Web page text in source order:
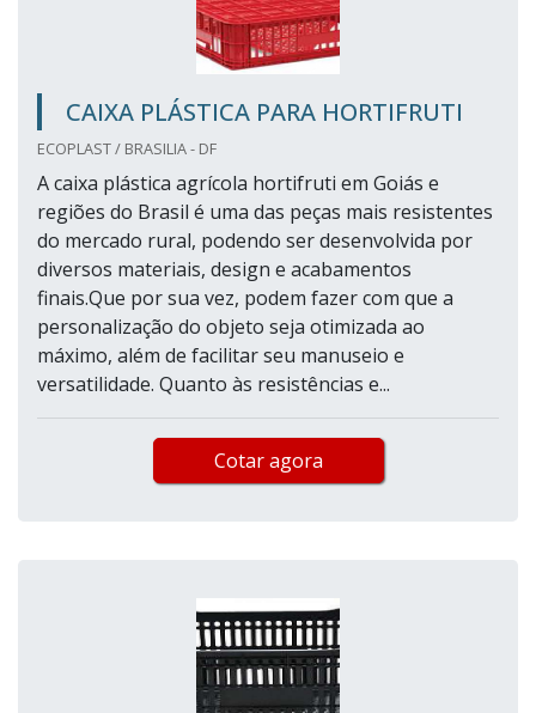
CAIXA PLÁSTICA PARA HORTIFRUTI
ECOPLAST / BRASILIA - DF
A caixa plástica agrícola hortifruti em Goiás e
regiões do Brasil é uma das peças mais resistentes
do mercado rural, podendo ser desenvolvida por
diversos materiais, design e acabamentos
finais.Que por sua vez, podem fazer com que a
personalização do objeto seja otimizada ao
máximo, além de facilitar seu manuseio e
versatilidade. Quanto às resistências e...
Cotar agora